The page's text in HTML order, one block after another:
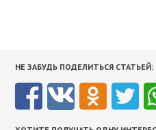
НЕ ЗАБУДЬ ПОДЕЛИТЬСЯ СТАТЬЕЙ: